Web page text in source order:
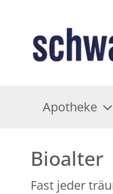
Apotheke
Bioalter
Fast jeder